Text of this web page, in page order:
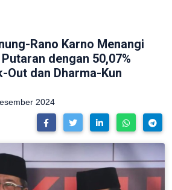
Rano Karno Menangi
dengan 50,07%
Out dan Dharma-Kun
2024